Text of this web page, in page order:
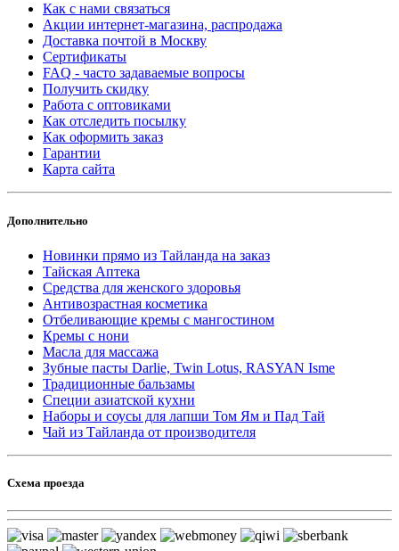
Как с нами связаться
Акции интернет-магазина, распродажа
Доставка почтой в Москву
Сертификаты
FAQ - часто задаваемые вопросы
Получить скидку
Работа с оптовиками
Как отследить посылку
Как оформить заказ
Гарантии
Карта сайта
Дополнительно
Новинки прямо из Тайланда на заказ
Тайская Аптека
Средства для женского здоровья
Антивозрастная косметика
Отбеливающие кремы с мангостином
Кремы с нони
Масла для массажа
Зубные пасты Darlie, Twin Lotus, RASYAN Isme
Традиционные бальзамы
Специи азиатской кухни
Наборы и соусы для лапши Том Ям и Пад Тай
Чай из Тайланда от производителя
Схема проезда